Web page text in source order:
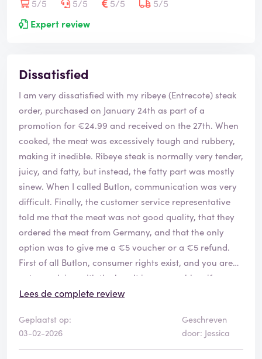
5/5
5/5 5/5
5/5
Expert review
Dissatisfied
I am very dissatisfied with my ribeye (Entrecote) steak
order, purchased on January 24th as part of a
promotion for €24.99 and received on the 27th. When
cooked, the meat was excessively tough and rubbery,
making it inedible. Ribeye steak is normally very tender,
juicy, and fatty, but instead, the fatty part was mostly
sinew. When I called Butlon, communication was very
difficult. Finally, the customer service representative
told me that the meat was not good quality, that they
ordered the meat from Germany, and that the only
option was to give me a €5 voucher or a €5 refund.
First of all Butlon, consumer rights exist, and you are
not complying with the law. It is your problem if you
receive poor quality or incorrect meat to sell; you must
should be full refunded in these cases or resend order.
Order. 26-00004194
Lees de complete review
Geplaatst op:
03-02-2026
Geschreven
door: Jessica